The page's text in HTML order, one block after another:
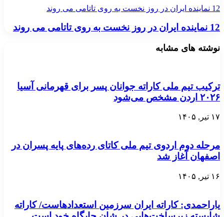
12 نماینده ایران در روز نخست به روی تاتامی می روند
12 نماینده ایران در روز نخست به روی تاتامی می روند
نوشته های مشابه
ترکیب تیم ملی کاراته جوانان پسر برای قهرمانی آسیا
۲۰۲۶ اردن مشخص می‌شود
۱۷ تیر, ۱۴۰۵
مرحله دوم اردوی تیم ملی کاتای رده‌های پایه پسران در
اصفهان آغاز شد
۱۶ تیر, ۱۴۰۵
یاراحمدی: کاراته ایران سرزمین استعدادهاست/ کاراته